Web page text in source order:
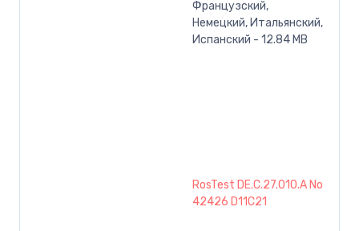
Французский,
Немецкий, Итальянский,
Испанский - 12.84 MB
RosTest DE.C.27.010.A No
42426 D11C21